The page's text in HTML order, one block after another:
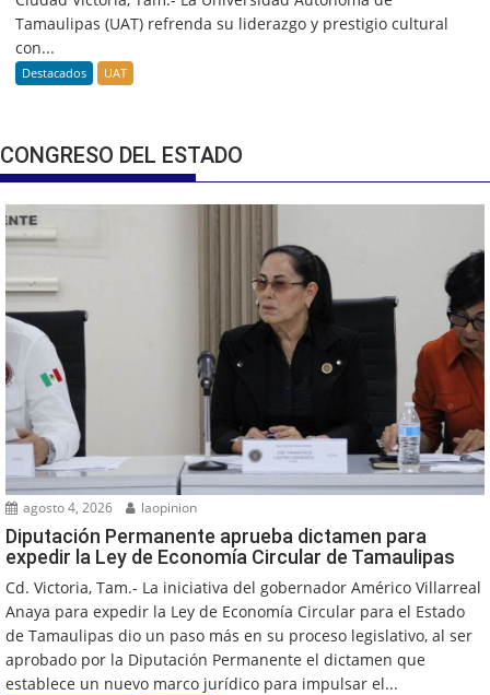
Tamaulipas (UAT) refrenda su liderazgo y prestigio cultural
con...
Destacados UAT
CONGRESO DEL ESTADO
agosto 4, 2026 laopinion
Diputación Permanente aprueba dictamen para
expedir la Ley de Economía Circular de Tamaulipas
Cd. Victoria, Tam.- La iniciativa del gobernador Américo Villarreal
Anaya para expedir la Ley de Economía Circular para el Estado
de Tamaulipas dio un paso más en su proceso legislativo, al ser
aprobado por la Diputación Permanente el dictamen que
establece un nuevo marco jurídico para impulsar el...